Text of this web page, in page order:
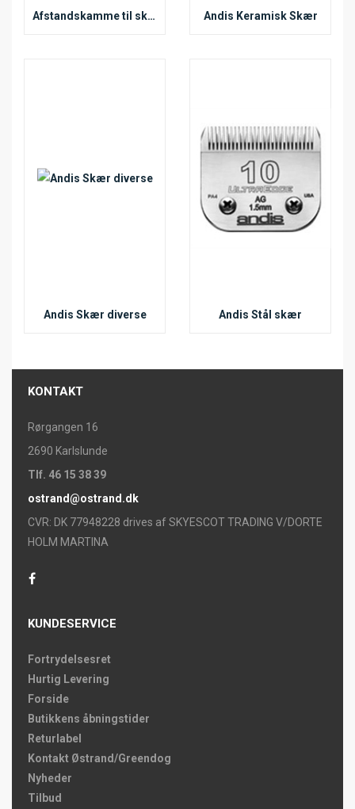
Afstandskamme til skær Andis Keramisk Skær
Andis Skær diverse Andis Stål skær
KONTAKT
Rørgangen 16
2690 Karlslunde
Tlf. 46 15 38 39
ostrand@ostrand.dk
CVR: DK 77948228 drives af SKYESCOT TRADING V/DORTE
HOLM MARTINA
KUNDESERVICE
Fortrydelsesret
Hurtig Levering
Forside
Butikkens åbningstider
Returlabel
Kontakt Østrand/Greendog
Nyheder
Tilbud